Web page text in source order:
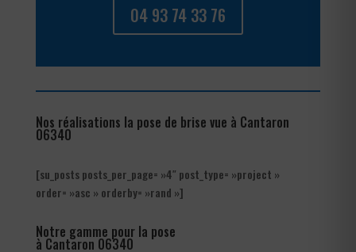
04 93 74 33 76
Nos réalisations la pose de brise vue à Cantaron
06340
[su_posts posts_per_page= »4″ post_type= »project »
order= »asc » orderby= »rand »]
Notre gamme pour la pose
à Cantaron 06340